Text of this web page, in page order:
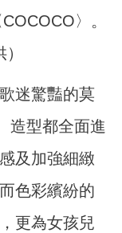
〉。
迷驚豔的莫
造型都全面進
及加強細緻
色彩繽紛的
更為女孩兒